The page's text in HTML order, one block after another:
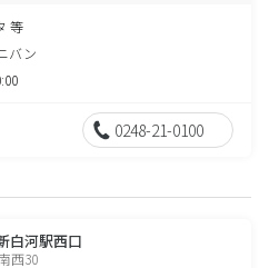
等
バン
0248-21-0100
白河駅西口
西30